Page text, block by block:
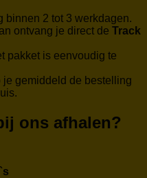
binnen 2 tot 3 werkdagen.
ontvang je direct de Track
pakket is eenvoudig te
gemiddeld de bestelling
ons afhalen?